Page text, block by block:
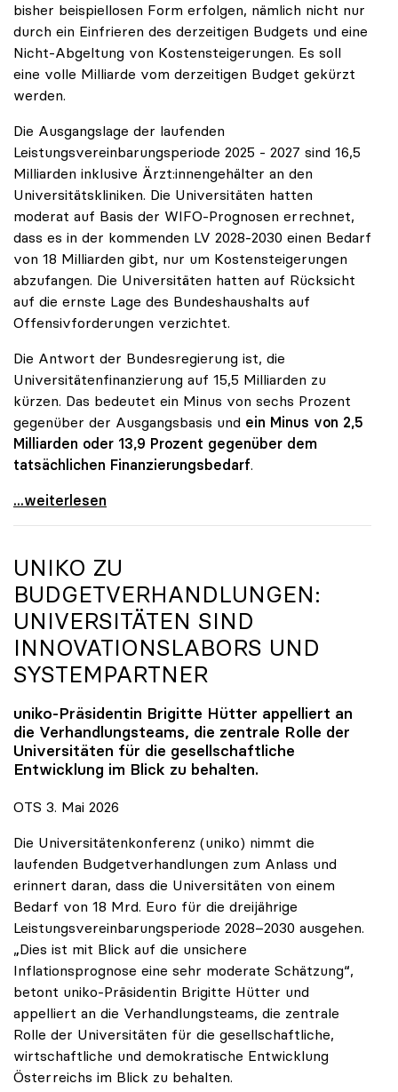
bisher beispiellosen Form erfolgen, nämlich nicht nur
durch ein Einfrieren des derzeitigen Budgets und eine
Nicht-Abgeltung von Kostensteigerungen. Es soll
eine volle Milliarde vom derzeitigen Budget gekürzt
werden.
Die Ausgangslage der laufenden
Leistungsvereinbarungsperiode 2025 - 2027 sind 16,5
Milliarden inklusive Ärzt:innengehälter an den
Universitätskliniken. Die Universitäten hatten
moderat auf Basis der WIFO-Prognosen errechnet,
dass es in der kommenden LV 2028-2030 einen Bedarf
von 18 Milliarden gibt, nur um Kostensteigerungen
abzufangen. Die Universitäten hatten auf Rücksicht
auf die ernste Lage des Bundeshaushalts auf
Offensivforderungen verzichtet.
Die Antwort der Bundesregierung ist, die
Universitätenfinanzierung auf 15,5 Milliarden zu
kürzen. Das bedeutet ein Minus von sechs Prozent
gegenüber der Ausgangsbasis und ein Minus von 2,5
Milliarden oder 13,9 Prozent gegenüber dem
tatsächlichen Finanzierungsbedarf.
\"Österreich ist für die heimischen Universitäten
...weiterlesen
UNIKO ZU
BUDGETVERHANDLUNGEN:
UNIVERSITÄTEN SIND
INNOVATIONSLABORS UND
SYSTEMPARTNER
uniko-Präsidentin Brigitte Hütter appelliert an
die Verhandlungsteams, die zentrale Rolle der
Universitäten für die gesellschaftliche
Entwicklung im Blick zu behalten.
OTS 3. Mai 2026
Die Universitätenkonferenz (uniko) nimmt die
laufenden Budgetverhandlungen zum Anlass und
erinnert daran, dass die Universitäten von einem
Bedarf von 18 Mrd. Euro für die dreijährige
Leistungsvereinbarungsperiode 2028–2030 ausgehen.
„Dies ist mit Blick auf die unsichere
Inflationsprognose eine sehr moderate Schätzung“,
betont uniko-Präsidentin Brigitte Hütter und
appelliert an die Verhandlungsteams, die zentrale
Rolle der Universitäten für die gesellschaftliche,
wirtschaftliche und demokratische Entwicklung
Österreichs im Blick zu behalten.